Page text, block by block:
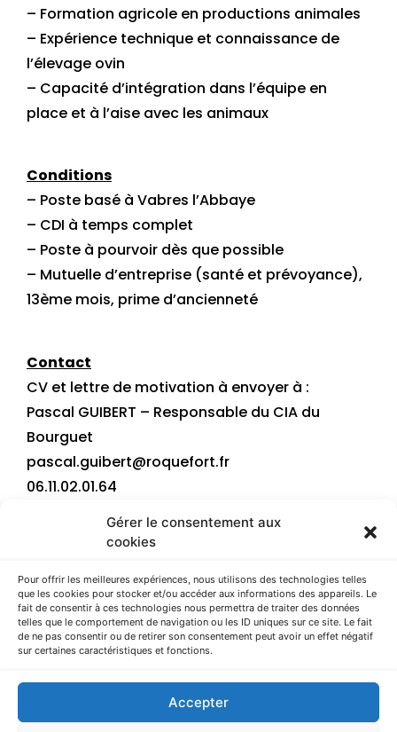
Gérer le consentement aux
cookies
Pour offrir les meilleures expériences, nous utilisons des technologies telles
que les cookies pour stocker et/ou accéder aux informations des appareils. Le
fait de consentir à ces technologies nous permettra de traiter des données
telles que le comportement de navigation ou les ID uniques sur ce site. Le fait
de ne pas consentir ou de retirer son consentement peut avoir un effet négatif
sur certaines caractéristiques et fonctions.
Accepter
– Formation agricole en productions animales
– Expérience technique et connaissance de
l’élevage ovin
– Capacité d’intégration dans l’équipe en
place et à l’aise avec les animaux
Conditions
– Poste basé à Vabres l’Abbaye
– CDI à temps complet
– Poste à pourvoir dès que possible
– Mutuelle d’entreprise (santé et prévoyance),
13ème mois, prime d’ancienneté
Contact
CV et lettre de motivation à envoyer à :
Pascal GUIBERT – Responsable du CIA du
Bourguet
pascal.guibert@roquefort.fr
06.11.02.01.64
Article précédent Article suivant
AGRICAMPUS LA ROQUE – Route d’Espalion – CS 73355 ONET LE
CHATEAU – 12033 RODEZ cedex 9 – Tèl. : 05 65 77 75 00